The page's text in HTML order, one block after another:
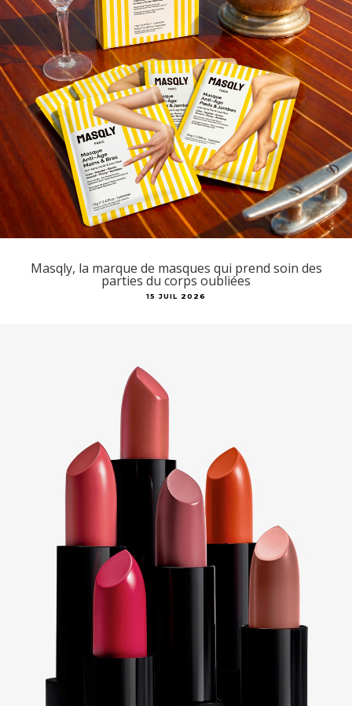
Masqly, la marque de masques qui prend soin des
parties du corps oubliées
15 JUIL 2026